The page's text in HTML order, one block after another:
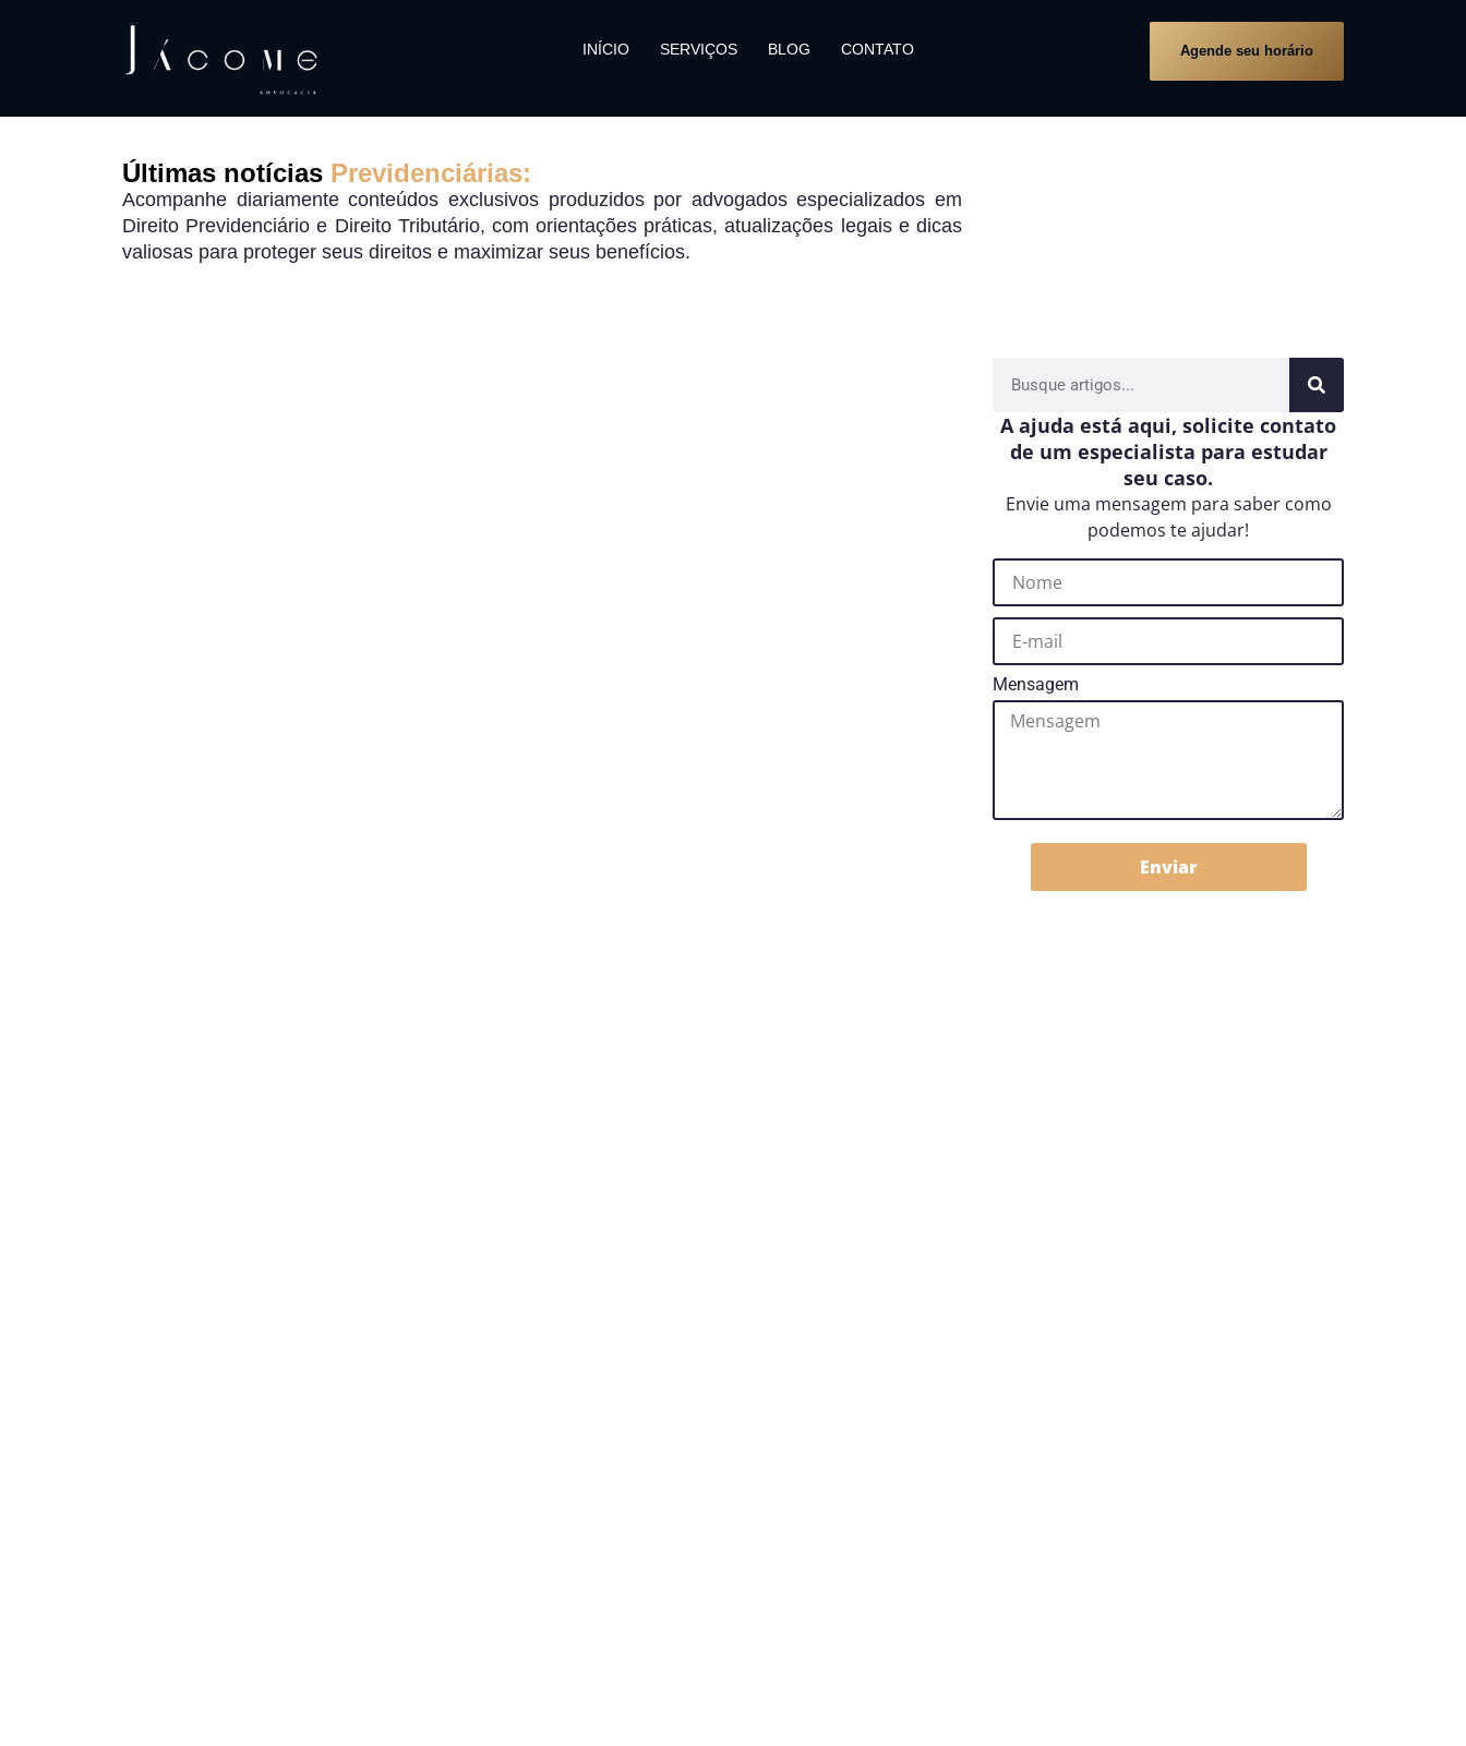
INÍCIO SERVIÇOS BLOG CONTATO Agende seu horário
Últimas notícias Previdenciárias:
Acompanhe diariamente conteúdos exclusivos produzidos por advogados especializados em
Direito Previdenciário e Direito Tributário, com orientações práticas, atualizações legais e dicas
valiosas para proteger seus direitos e maximizar seus benefícios.
A ajuda está aqui, solicite contato
de um especialista para estudar
seu caso.
Envie uma mensagem para saber como
podemos te ajudar!
Mensagem
Enviar